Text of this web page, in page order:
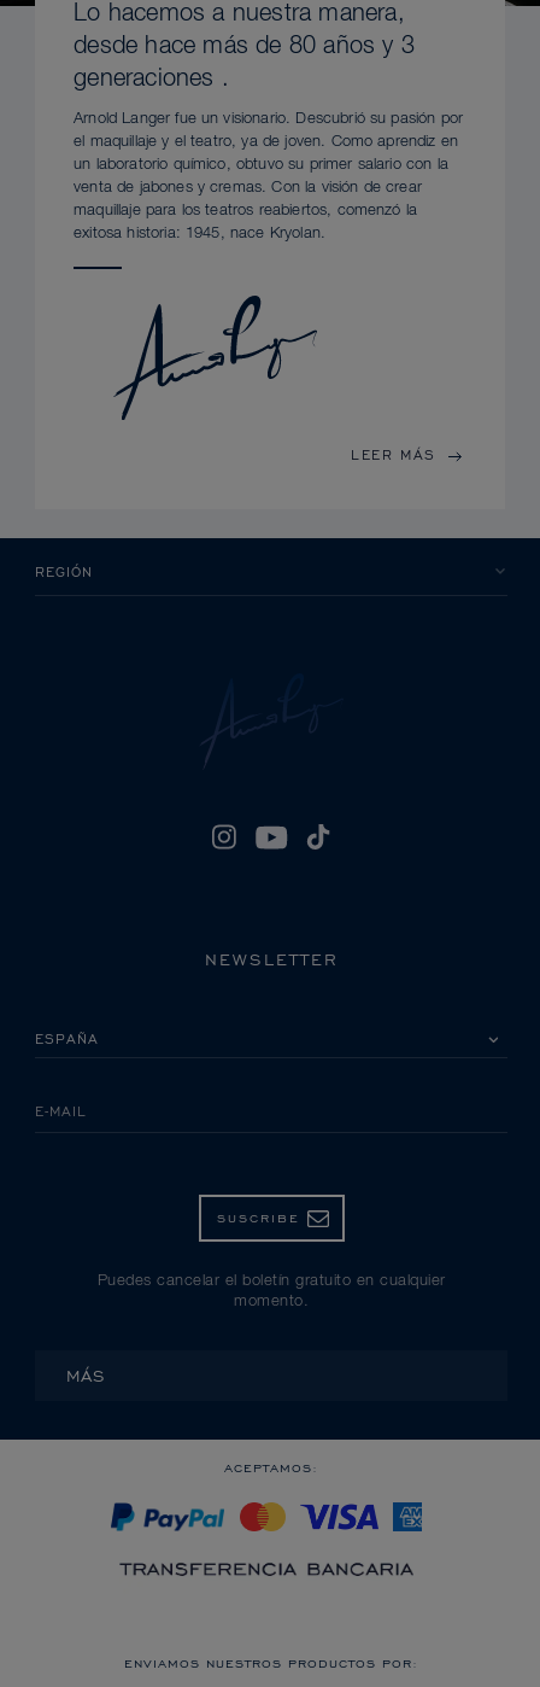
Lo hacemos a nuestra manera,
desde hace más de 80 años y 3
generaciones .
Arnold Langer fue un visionario. Descubrió su pasión por
el maquillaje y el teatro, ya de joven. Como aprendiz en
un laboratorio químico, obtuvo su primer salario con la
venta de jabones y cremas. Con la visión de crear
maquillaje para los teatros reabiertos, comenzó la
exitosa historia: 1945, nace Kryolan.
LEER MÁS
REGIÓN
NEWSLETTER
POR FAVOR, SELECCIONA TU PAÍS
E-MAIL
SUSCRIBE
Puedes cancelar el boletín gratuito en cualquier
momento.
MÁS
ACEPTAMOS:
ENVIAMOS NUESTROS PRODUCTOS POR: